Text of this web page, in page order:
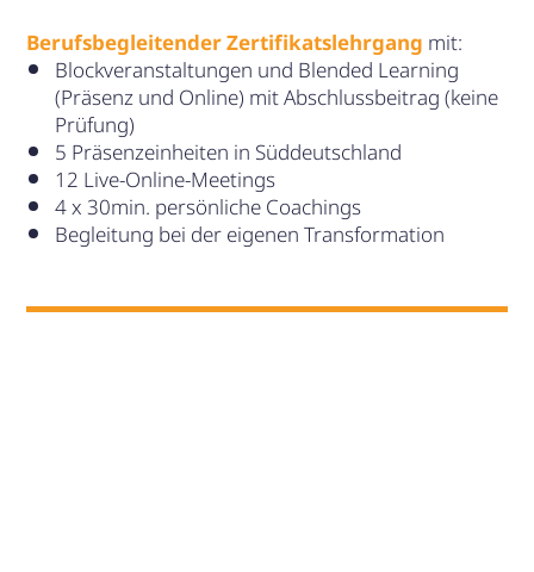
Berufsbegleitender Zertifikatslehrgangmit:
Blockveranstaltungen und Blended Learning
(Präsenz und Online) mit Abschlussbeitrag (keine
Prüfung)
5 Präsenzeinheiten in Süddeutschland
12 Live-Online-Meetings
4 x 30min. persönliche Coachings
Begleitung bei der eigenen Transformation